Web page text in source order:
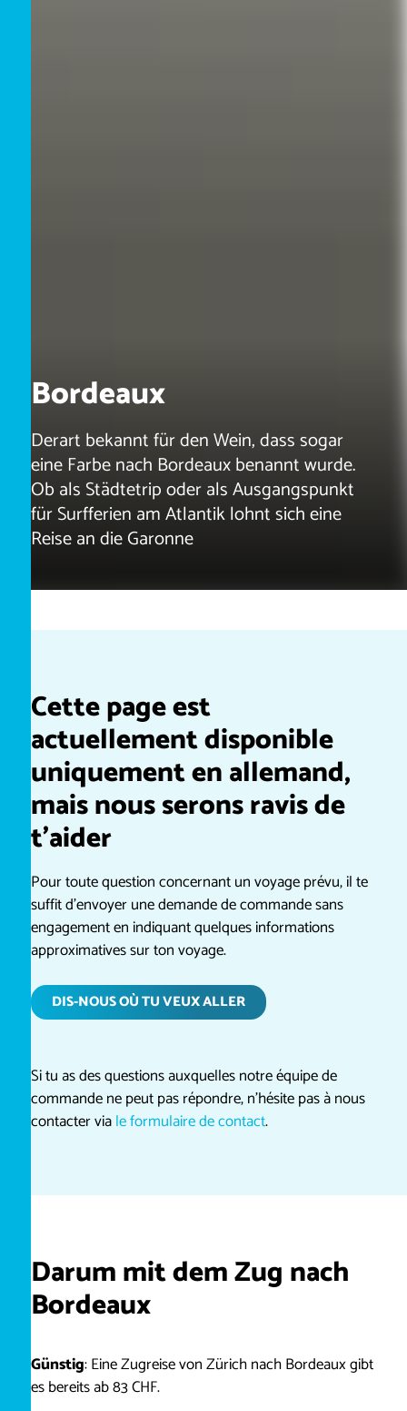
Bordeaux
Derart bekannt für den Wein, dass sogar
eine Farbe nach Bordeaux benannt wurde.
Ob als Städtetrip oder als Ausgangspunkt
für Surfferien am Atlantik lohnt sich eine
Reise an die Garonne
Cette page est
actuellement disponible
uniquement en allemand,
mais nous serons ravis de
t’aider
Pour toute question concernant un voyage prévu, il te
suffit d’envoyer une demande de commande sans
engagement en indiquant quelques informations
approximatives sur ton voyage.
DIS-NOUS OÙ TU VEUX ALLER
Si tu as des questions auxquelles notre équipe de
commande ne peut pas répondre, n’hésite pas à nous
contacter viale formulaire de contact.
Darum mit dem Zug nach
Bordeaux
Günstig: Eine Zugreise von Zürich nach Bordeaux gibt
es bereits ab 83 CHF.